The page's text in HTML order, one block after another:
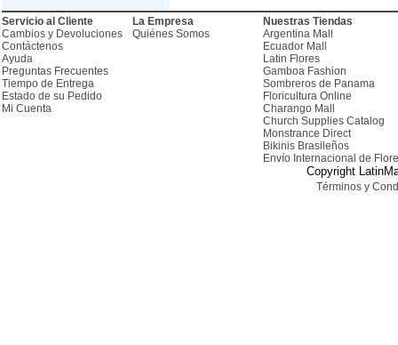
Servicio al Cliente
Cambios y Devoluciones
Contáctenos
Ayuda
Preguntas Frecuentes
Tiempo de Entrega
Estado de su Pedido
Mi Cuenta
La Empresa
Quiénes Somos
Nuestras Tiendas
Argentina Mall
Ecuador Mall
Latin Flores
Gamboa Fashion
Sombreros de Panama
Floricultura Online
Charango Mall
Church Supplies Catalog
Monstrance Direct
Bikinis Brasileños
Envío Internacional de
Copyright
Términos y